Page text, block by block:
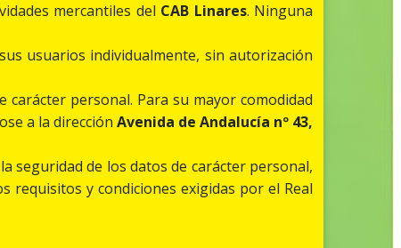
mercantiles del CAB Linares. Ninguna
usuarios individualmente, sin autorización
carácter personal. Para su mayor comodidad
a la dirección Avenida de Andalucía nº 43,
seguridad de los datos de carácter personal,
requisitos y condiciones exigidas por el Real